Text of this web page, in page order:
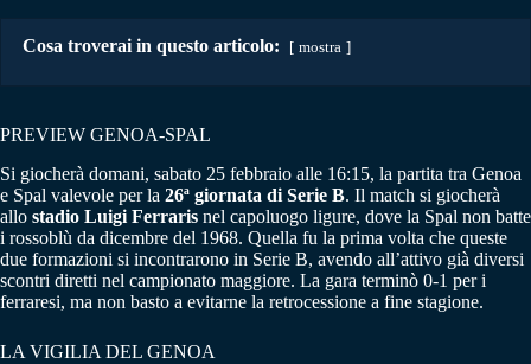
Cosa troverai in questo articolo: mostra
PREVIEW GENOA-SPAL
Si giocherà domani, sabato 25 febbraio alle 16:15, la partita tra Genoa
e Spal valevole per la 26ª giornata di Serie B. Il match si giocherà
allo stadio Luigi Ferraris nel capoluogo ligure, dove la Spal non batte
i rossoblù da dicembre del 1968. Quella fu la prima volta che queste
due formazioni si incontrarono in Serie B, avendo all’attivo già diversi
scontri diretti nel campionato maggiore. La gara terminò 0-1 per i
ferraresi, ma non basto a evitarne la retrocessione a fine stagione.
LA VIGILIA DEL GENOA